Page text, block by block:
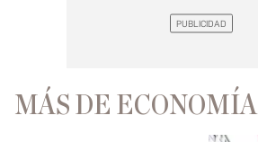
MÁS DE ECONOMÍA